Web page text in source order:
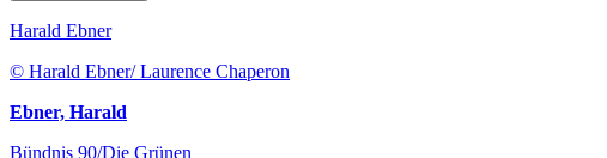
Harald Ebner
© Harald Ebner/ Laurence Chaperon
Ebner, Harald
Bündnis 90/Die Grünen